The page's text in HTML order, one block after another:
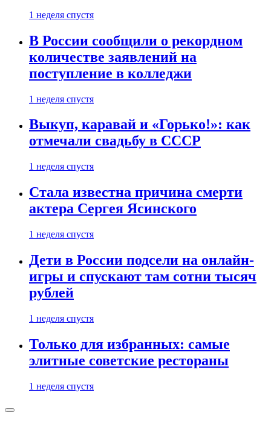
1 неделя спустя
В России сообщили о рекордном
количестве заявлений на
поступление в колледжи
1 неделя спустя
Выкуп, каравай и «Горько!»: как
отмечали свадьбу в СССР
1 неделя спустя
Стала известна причина смерти
актера Сергея Ясинского
1 неделя спустя
Дети в России подсели на онлайн-
игры и спускают там сотни тысяч
рублей
1 неделя спустя
Только для избранных: самые
элитные советские рестораны
1 неделя спустя